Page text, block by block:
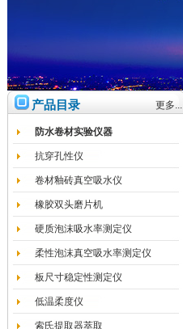
产品目录 更多...
防水卷材实验仪器
抗穿孔性仪
卷材釉砖真空吸水仪
橡胶双头磨片机
硬质泡沫吸水率测定仪
柔性泡沫真空吸水率测定仪
板尺寸稳定性测定仪
低温柔度仪
索氏提取器萃取